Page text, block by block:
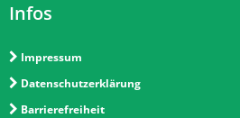
Infos
Impressum
Datenschutzerklärung
Barrierefreiheit